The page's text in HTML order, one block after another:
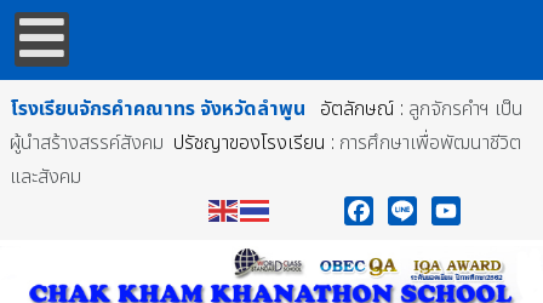
โรงเรียนจักรคำคณาทร จังหวัดลำพูน อัตลักษณ์ : ลูกจักรคำฯ เป็น
ผู้นำสร้างสรรค์สังคม ปรัชญาของโรงเรียน : การศึกษาเพื่อพัฒนาชีวิต
และสังคม